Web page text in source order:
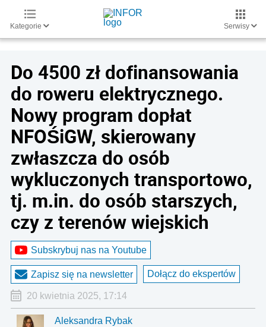
Kategorie Serwisy
Do 4500 zł dofinansowania
do roweru elektrycznego.
Nowy program dopłat
NFOŚiGW, skierowany
zwłaszcza do osób
wykluczonych transportowo,
tj. m.in. do osób starszych,
czy z terenów wiejskich
Subskrybuj nas na Youtube
Zapisz się na newsletter Dołącz do ekspertów
20 kwietnia 2025, 17:14
Aleksandra Rybak